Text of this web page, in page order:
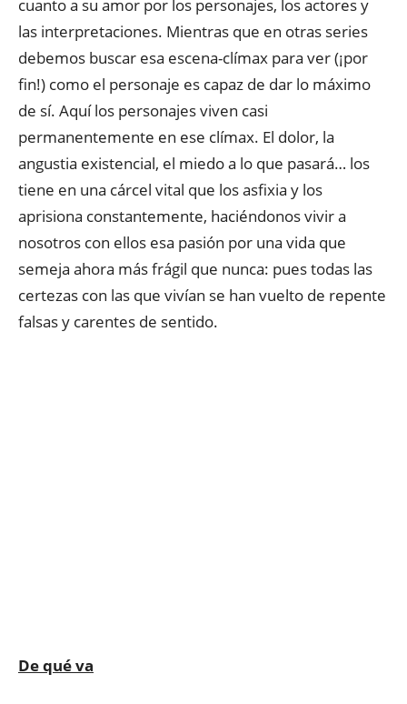
cuanto a su amor por los personajes, los actores y
las interpretaciones. Mientras que en otras series
debemos buscar esa escena-clímax para ver (¡por
fin!) como el personaje es capaz de dar lo máximo
de sí. Aquí los personajes viven casi
permanentemente en ese clímax. El dolor, la
angustia existencial, el miedo a lo que pasará… los
tiene en una cárcel vital que los asfixia y los
aprisiona constantemente, haciéndonos vivir a
nosotros con ellos esa pasión por una vida que
semeja ahora más frágil que nunca: pues todas las
certezas con las que vivían se han vuelto de repente
falsas y carentes de sentido.
De qué va